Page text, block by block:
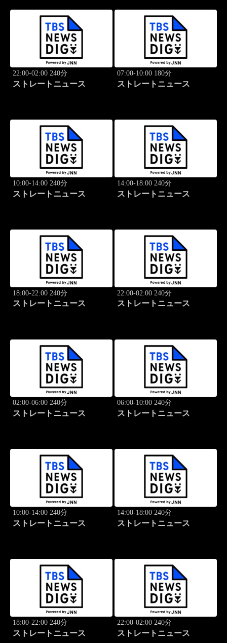
22:00-02:00 240分
ストレートニュース
07:00-10:00 180分
ストレートニュース
10:00-14:00 240分
ストレートニュース
14:00-18:00 240分
ストレートニュース
18:00-22:00 240分
ストレートニュース
22:00-02:00 240分
ストレートニュース
02:00-06:00 240分
ストレートニュース
06:00-10:00 240分
ストレートニュース
10:00-14:00 240分
ストレートニュース
14:00-18:00 240分
ストレートニュース
18:00-22:00 240分
ストレートニュース
22:00-02:00 240分
ストレートニュース